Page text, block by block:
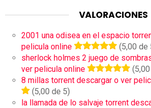
VALORACIONES
2001 una odisea en el espacio
pelicula online
(5,00 de
sherlock holmes 2 juego de
ver pelicula online
8 millas torrent descargar o ver
(5,00 de 5)
la llamada de lo salvaje torrent